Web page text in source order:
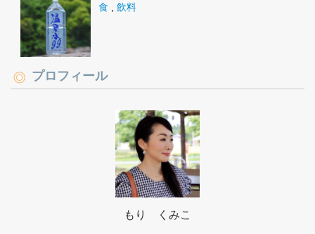
食
飲料
プロフィール
もり くみこ